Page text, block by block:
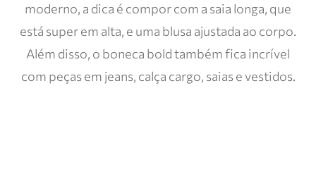
moderno, a dica é compor com a saia longa, que
está super em alta, e uma blusa ajustada ao corpo.
Além disso, o boneca bold também fica incrível
com peças em jeans, calça cargo, saias e vestidos.